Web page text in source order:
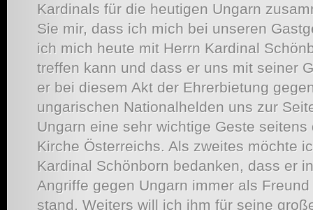
Kardinals für die heutigen Ungarn
Sie mir, dass ich mich bei unseren
ich mich heute mit Herrn Kardinal
treffen kann und dass er uns mit seiner
er bei diesem Akt der Ehrerbietung
ungarischen Nationalhelden uns zur
Ungarn eine sehr wichtige Geste
Kirche Österreichs. Als zweites möchte
Kardinal Schönborn bedanken, dass er
Angriffe gegen Ungarn immer als
stand. Weiters will ich ihm für seine